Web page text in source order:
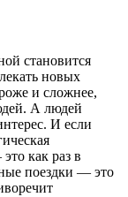
становится
новых
и сложнее,
А людей
И если
как раз в
поездки — это